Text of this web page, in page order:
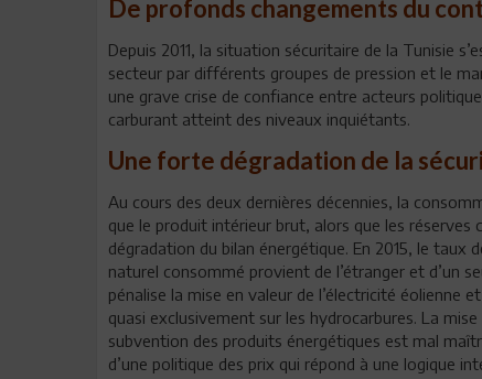
De profonds changements du
Depuis 2011, la situation sécuritaire de la Tunisie
secteur par différents groupes de pression et le
une grave crise de confiance entre acteurs
carburant atteint des niveaux inquiétants.
Une forte dégradation de la
Au cours des deux dernières décennies, la
que le produit intérieur brut, alors que les réserves
dégradation du bilan énergétique. En 2015, le
naturel consommé provient de l’étranger et d’un
pénalise la mise en valeur de l’électricité éolienne
quasi exclusivement sur les hydrocarbures. La
subvention des produits énergétiques est mal
d’une politique des prix qui répond à une logique